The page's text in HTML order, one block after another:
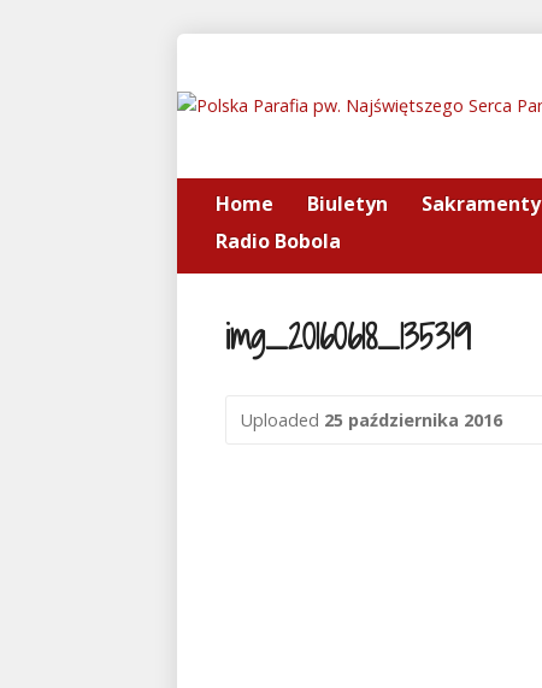
Home Biuletyn Sakramenty
Radio Bobola
img_20160618_135319
Uploaded 25 października 2016